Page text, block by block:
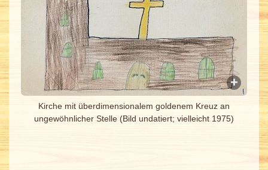
Kirche mit überdimensionalem goldenem Kreuz an
ungewöhnlicher Stelle (Bild undatiert; vielleicht 1975)